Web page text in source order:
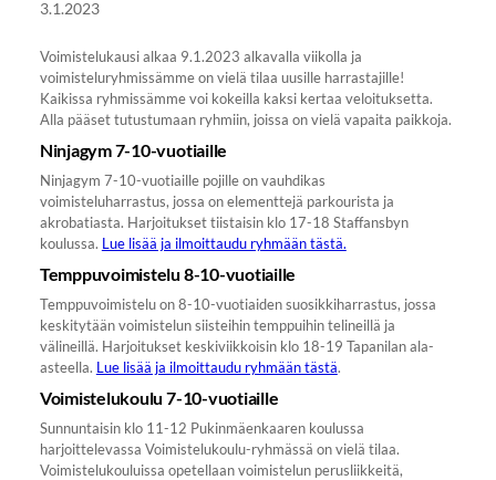
3.1.2023
Voimistelukausi alkaa 9.1.2023 alkavalla viikolla ja
voimisteluryhmissämme on vielä tilaa uusille harrastajille!
Kaikissa ryhmissämme voi kokeilla kaksi kertaa veloituksetta.
Alla pääset tutustumaan ryhmiin, joissa on vielä vapaita paikkoja.
Ninjagym 7-10-vuotiaille
Ninjagym 7-10-vuotiaille pojille on vauhdikas
voimisteluharrastus, jossa on elementtejä parkourista ja
akrobatiasta. Harjoitukset tiistaisin klo 17-18 Staffansbyn
koulussa. Lue lisää ja ilmoittaudu ryhmään tästä.
Temppuvoimistelu 8-10-vuotiaille
Temppuvoimistelu on 8-10-vuotiaiden suosikkiharrastus, jossa
keskitytään voimistelun siisteihin temppuihin telineillä ja
välineillä. Harjoitukset keskiviikkoisin klo 18-19 Tapanilan ala-
asteella. Lue lisää ja ilmoittaudu ryhmään tästä.
Voimistelukoulu 7-10-vuotiaille
Sunnuntaisin klo 11-12 Pukinmäenkaaren koulussa
harjoittelevassa Voimistelukoulu-ryhmässä on vielä tilaa.
Voimistelukouluissa opetellaan voimistelun perusliikkeitä,